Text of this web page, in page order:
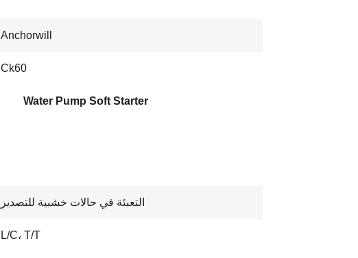
Anchorwill
Ck60
Water Pump Soft Starter
التعبئة في حالات خشبية للتصدير
L/C، T/T